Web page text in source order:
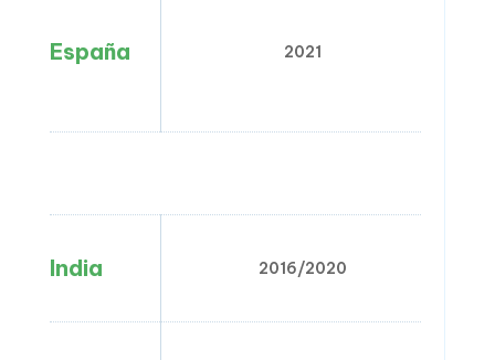
España 2021
India 2016/2020